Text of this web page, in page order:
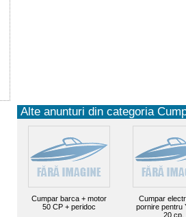
Alte anunturi din categoria
Cumpar barca + motor
50 CP + peridoc
Cumpar
pornire pentru
20 cp.